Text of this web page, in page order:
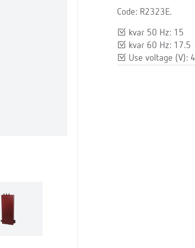
Code: R2323E.
kvar 50 Hz: 15
kvar 60 Hz: 17.5
Use voltage (V):